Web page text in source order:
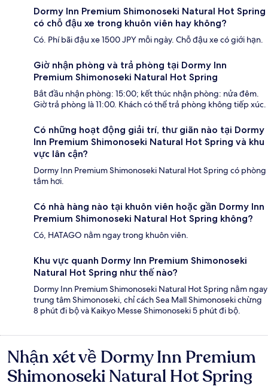
Dormy Inn Premium Shimonoseki Natural Hot Spring
có chỗ đậu xe trong khuôn viên hay không?
Có. Phí bãi đậu xe 1500 JPY mỗi ngày. Chỗ đậu xe có giới hạn.
Giờ nhận phòng và trả phòng tại Dormy Inn
Premium Shimonoseki Natural Hot Spring
Bắt đầu nhận phòng: 15:00; kết thúc nhận phòng: nửa đêm.
Giờ trả phòng là 11:00. Khách có thể trả phòng không tiếp xúc.
Có những hoạt động giải trí, thư giãn nào tại Dormy
Inn Premium Shimonoseki Natural Hot Spring và khu
vực lân cận?
Dormy Inn Premium Shimonoseki Natural Hot Spring có phòng
tắm hơi.
Có nhà hàng nào tại khuôn viên hoặc gần Dormy Inn
Premium Shimonoseki Natural Hot Spring không?
Có, HATAGO nằm ngay trong khuôn viên.
Khu vực quanh Dormy Inn Premium Shimonoseki
Natural Hot Spring như thế nào?
Dormy Inn Premium Shimonoseki Natural Hot Spring nằm ngay
trung tâm Shimonoseki, chỉ cách Sea Mall Shimonoseki chừng
8 phút đi bộ và Kaikyo Messe Shimonoseki 5 phút đi bộ.
Nhận
xét
Nhận xét về Dormy Inn Premium
Shimonoseki Natural Hot Spring